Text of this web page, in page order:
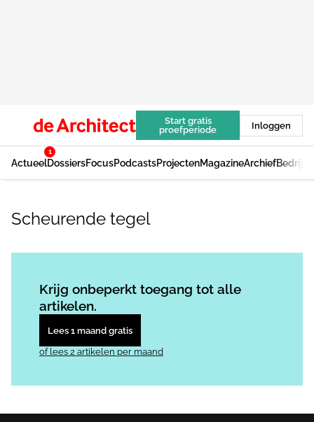
Start gratis
proefperiode
Inloggen
Actueel
1
DossiersFocusPodcastsProjectenMagazineArchief
Scheurende tegel
Krijg onbeperkt toegang tot alle
artikelen.
Lees 1 maand gratis
of lees 2 artikelen per maand